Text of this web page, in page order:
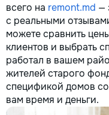
всего на remont.md —
с реальными
можете сравнить
клиентов и выбрать
работал в вашем
жителей старого
спецификой домов
вам время и деньги.